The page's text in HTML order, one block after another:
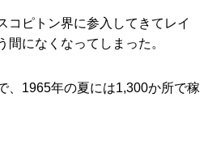
コピトン界に参入してきてレイ
間になくなってしまった。
、1965年の夏には1,300か所で稼